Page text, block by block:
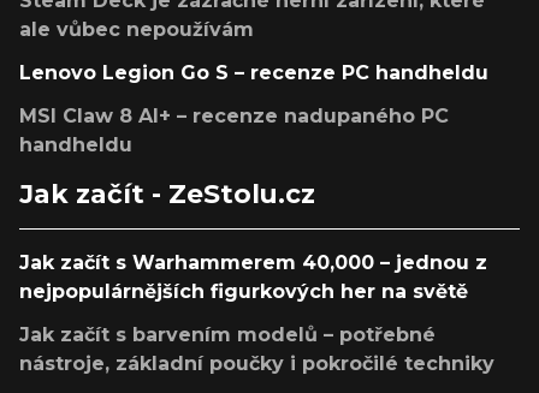
ale vůbec nepoužívám
Lenovo Legion Go S – recenze PC handheldu
MSI Claw 8 AI+ – recenze nadupaného PC
handheldu
Jak začít - ZeStolu.cz
Jak začít s Warhammerem 40,000 – jednou z
nejpopulárnějších figurkových her na světě
Jak začít s barvením modelů – potřebné
nástroje, základní poučky i pokročilé techniky